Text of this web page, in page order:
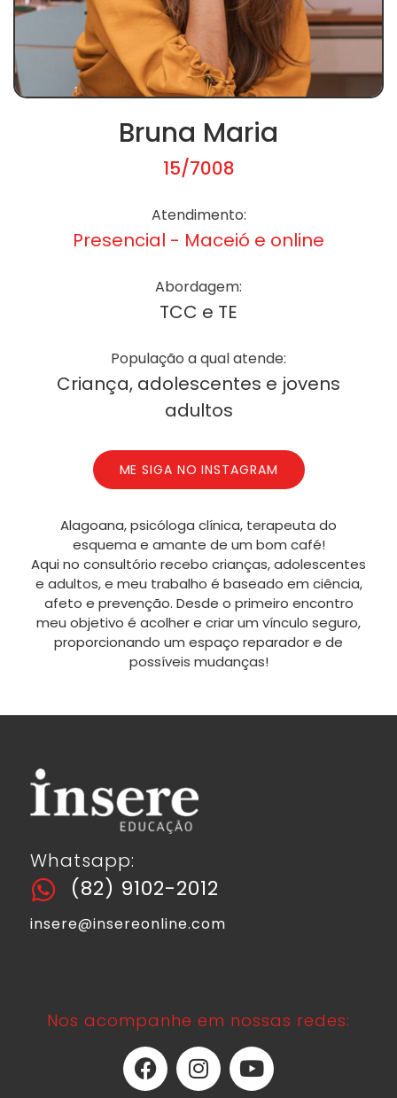
Bruna Maria
15/7008
Atendimento:
Presencial - Maceió e online
Abordagem:
TCC e TE
População a qual atende:
Criança, adolescentes e jovens
adultos
ME SIGA NO INSTAGRAM
Alagoana, psicóloga clínica, terapeuta do
esquema e amante de um bom café!
Aqui no consultório recebo crianças, adolescentes
e adultos, e meu trabalho é baseado em ciência,
afeto e prevenção. Desde o primeiro encontro
meu objetivo é acolher e criar um vínculo seguro,
proporcionando um espaço reparador e de
possíveis mudanças!
Whatsapp:
(82) 9102-2012
insere@insereonline.com
Nos acompanhe em nossas redes: